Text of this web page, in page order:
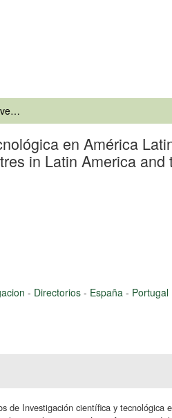
Directorio de Centros de Investigación científica y tecnológica en América Latina y El Caribe, España y Portugal = Directory of scientific and technological research centres in Latin America and the Caribbean, Spain and Portugal 1991
en América
in Latin America
- Directorios - España - Portugal
de Investigación científica y